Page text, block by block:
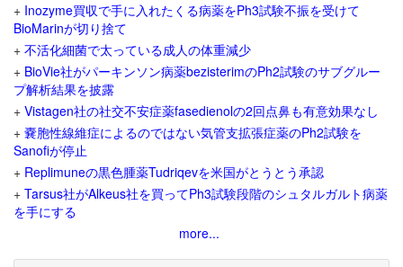
+ Inozyme買収で手に入れたくる病薬をPh3試験不振を受けて
BioMarinが切り捨て
+ 不活化細菌で太っている成人の体重減少
+ BioVie社がパーキンソン病薬bezisterimのPh2試験のサブグルー
プ解析結果を披露
+ Vistagen社の社交不安症薬fasedienolの2回点鼻も有意効果なし
+ 嚢胞性線維症によるのではない気管支拡張症薬のPh2試験を
Sanofiが停止
+ Replimuneの黒色腫薬Tudriqevを米国がとうとう承認
+ Tarsus社がAlkeus社を買ってPh3試験段階のシュタルガルト病薬
を手にする
more...